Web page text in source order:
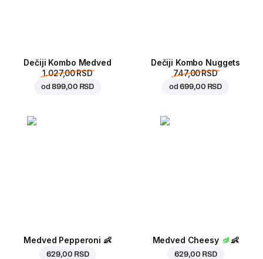
Dečiji Kombo Medved
1.027,00 RSD
od899,00 RSD
Dečiji Kombo Nuggets
747,00 RSD
od699,00 RSD
Medved Pepperoni 👶
629,00 RSD
Medved Cheesy 👶
629,00 RSD